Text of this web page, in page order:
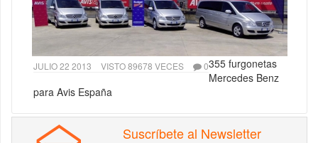
JULIO 22 2013 VISTO 89678 VECES 0355 furgonetas
Mercedes Benz
para Avis España
Suscríbete al Newsletter